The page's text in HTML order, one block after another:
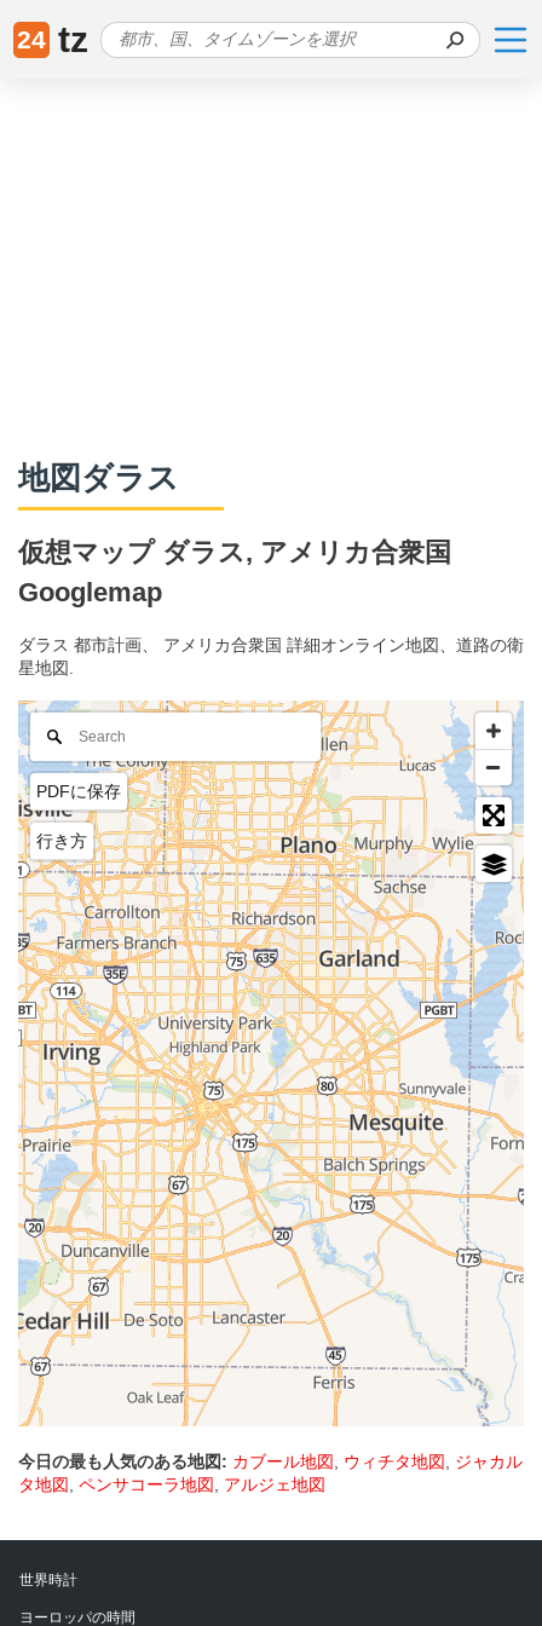
24 tz
地図ダラス
仮想マップ ダラス, アメリカ合衆国
Googlemap
ダラス 都市計画、 アメリカ合衆国 詳細オンライン地図、道路の衛
星地図.
PDFに保存
行き方
今日の最も人気のある地図: カブール地図, ウィチタ地図, ジャカル
タ地図, ペンサコーラ地図, アルジェ地図
世界時計
ヨーロッパの時間